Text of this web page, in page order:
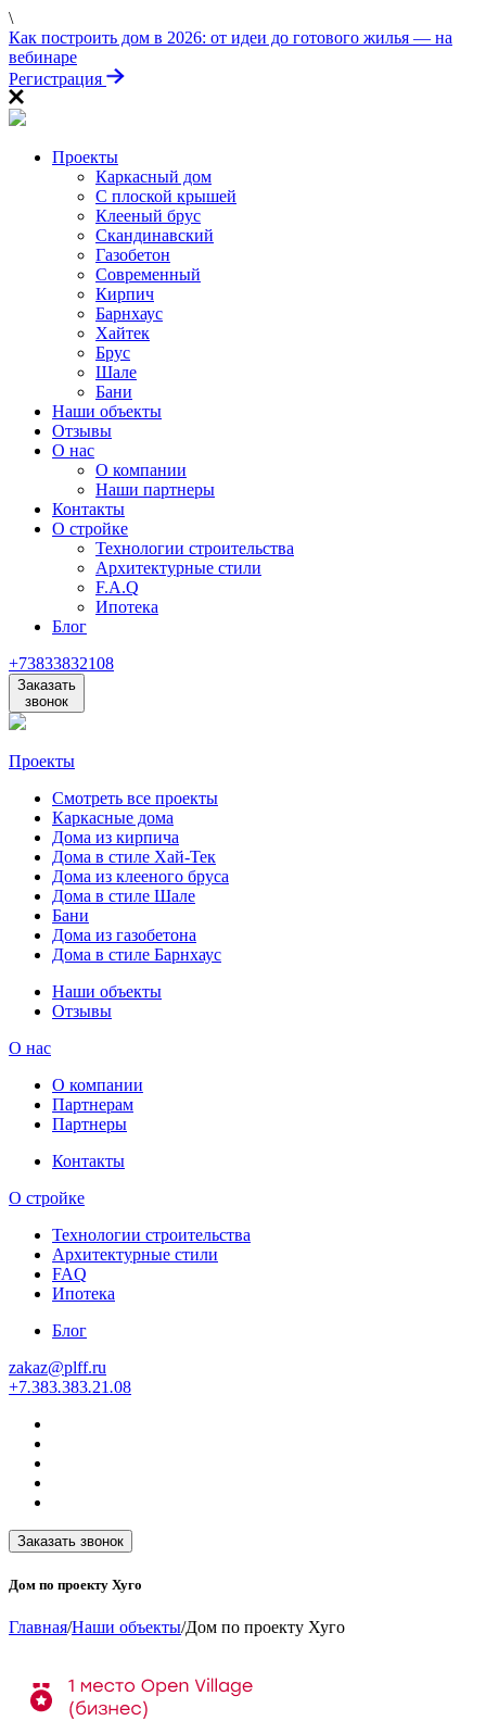
\
Как построить дом в 2026: от идеи до готового жилья — на
вебинаре
Регистрация
Проекты
Каркасный дом
С плоской крышей
Клееный брус
Скандинавский
Газобетон
Современный
Кирпич
Барнхаус
Хайтек
Брус
Шале
Бани
Наши объекты
Отзывы
О нас
О компании
Наши партнеры
Контакты
О стройке
Технологии строительства
Архитектурные стили
F.A.Q
Ипотека
Блог
+73833832108
Заказать
звонок
Проекты
Смотреть все проекты
Каркасные дома
Дома из кирпича
Дома в стиле Хай-Тек
Дома из клееного бруса
Дома в стиле Шале
Бани
Дома из газобетона
Дома в стиле Барнхаус
Наши объекты
Отзывы
О нас
О компании
Партнерам
Партнеры
Контакты
О стройке
Технологии строительства
Архитектурные стили
FAQ
Ипотека
Блог
zakaz@plff.ru
+7.383.383.21.08
Заказать звонок
Дом по проекту Хуго
Главная/Наши объекты/Дом по проекту Хуго
«Заберите выгоду!»